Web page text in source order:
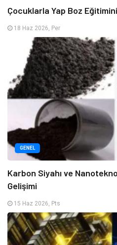
Çocuklarla Yap Boz
18 Haz 2026, Per
GENEL
Karbon Siyahı ve
Gelişimi
15 Haz 2026, Pts